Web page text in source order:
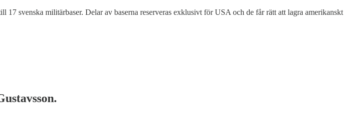
svenska militärbaser. Delar av baserna reserveras exklusivt för USA och de får rätt att lagra amerikanskt